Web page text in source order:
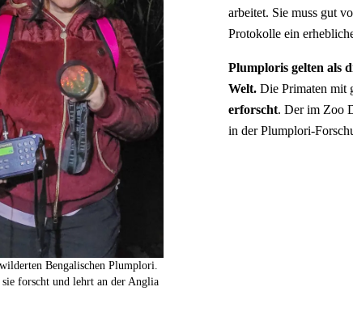
Bengalischen Plumplori.
forscht und lehrt an der Anglia
arbeitet. Sie muss gut
Protokolle ein
Plumploris gelten als
Welt. Die Primaten mit
erforscht. Der im Zoo
in der Plumplori-